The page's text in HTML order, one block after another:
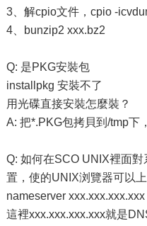
3、解cpio文件，cpio -
4、bunzip2 xxx.bz2
Q: 是PKG安裝包
installpkg 安裝不了
用光碟直接安裝怎麼裝？
A: 把*.PKG包拷貝到/tmp下
Q: 如何在SCO UNIX裡面
置，使的UNIX浏覽器可以
nameserver xxx.xxx.xxx.xxx
這裡xxx.xxx.xxx.xxx就是